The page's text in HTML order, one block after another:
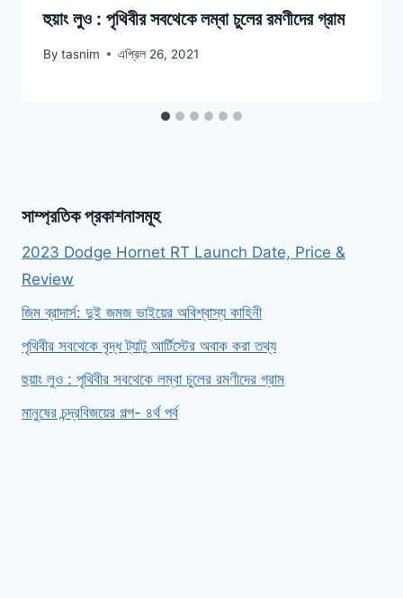
হুয়াং লুও : পৃথিবীর সবথেকে লম্বা চুলের রমণীদের গ্রাম
By tasnim এপ্রিল 26, 2021
সাম্প্রতিক প্রকাশনাসমূহ
2023 Dodge Hornet RT Launch Date, Price &
Review
জিম ব্রাদার্স: দুই জমজ ভাইয়ের অবিশ্বাস্য কাহিনী
পৃথিবীর সবথেকে বৃদ্ধ ট্যাটু আর্টিস্টের অবাক করা তথ্য
হুয়াং লুও : পৃথিবীর সবথেকে লম্বা চুলের রমণীদের গ্রাম
মানুষের চন্দ্রবিজয়ের গল্প- ৪র্থ পর্ব